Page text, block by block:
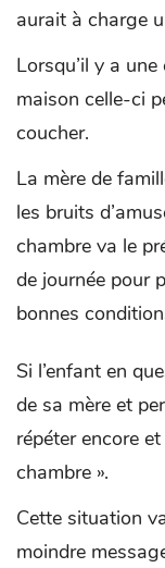
aurait à charge
Lorsqu’il y a
maison celle-ci
coucher.
La mère de
les bruits
chambre va le
de journée pour
bonnes
Si l’enfant en
de sa mère et
répéter encore
chambre ».
Cette situation
moindre